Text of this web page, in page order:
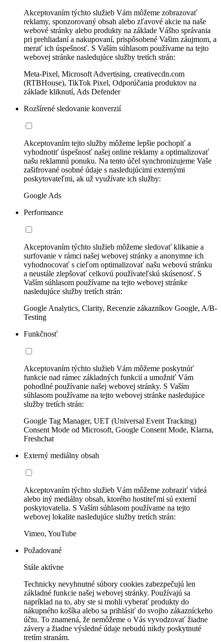
Akceptovaním týchto služieb Vám môžeme zobrazovať
reklamy, sponzorovaný obsah alebo zľavové akcie na naše
webové stránky alebo produkty na základe Vášho správania
pri prehliadaní a nakupovaní, prispôsobené Vašim záujmom, a
merať ich úspešnosť. S Vaším súhlasom používame na tejto
webovej stránke nasledujúce služby tretích strán:
Meta-Pixel, Microsoft Advertising, creativecdn.com
(RTBHouse), TikTok Pixel, Odporúčania produktov na
základe kliknutí, Ads Defender
Rozšírené sledovanie konverzií
Akceptovaním tejto služby môžeme lepšie pochopiť a
vyhodnotiť úspešnosť našej online reklamy a optimalizovať
našu reklamnú ponuku. Na tento účel synchronizujeme Vaše
zašifrované osobné údaje s nasledujúcimi externými
poskytovateľmi, ak už využívate ich služby:
Google Ads
Performance
Akceptovaním týchto služieb môžeme sledovať klikanie a
surfovanie v rámci našej webovej stránky a anonymne ich
vyhodnocovať s cieľom optimalizovať našu webovú stránku
a neustále zlepšovať celkovú používateľskú skúsenosť. S
Vaším súhlasom používame na tejto webovej stránke
nasledujúce služby tretích strán:
Google Analytics, Clarity, Recenzie zákazníkov Google, A/B-
Testing
Funkčnosť
Akceptovaním týchto služieb Vám môžeme poskytnúť
funkcie nad rámec základných funkcií a umožniť Vám
pohodlné používanie našej webovej stránky. S Vaším
súhlasom používame na tejto webovej stránke nasledujúce
služby tretích strán:
Google Tag Manager, UET (Universal Event Tracking)
Consent Mode od Microsoft, Google Consent Mode, Klarna,
Freshchat
Externý mediálny obsah
Akceptovaním týchto služieb Vám môžeme zobraziť videá
alebo iný mediálny obsah, ktorého hostiteľmi sú externí
poskytovatelia. S Vaším súhlasom používame na tejto
webovej lokalite nasledujúce služby tretích strán:
Vimeo, YouTube
Požadované
Stále aktívne
Technicky nevyhnutné súbory cookies zabezpečujú len
základné funkcie našej webovej stránky. Používajú sa
napríklad na to, aby ste si mohli vyberať produkty do
nákupného košíka alebo sa prihlásiť do svojho zákazníckeho
účtu. To znamená, že nemôžeme o Vás vyvodzovať žiadne
závery a žiadne výsledné údaje nebudú nikdy poskytnuté
tretím stranám.